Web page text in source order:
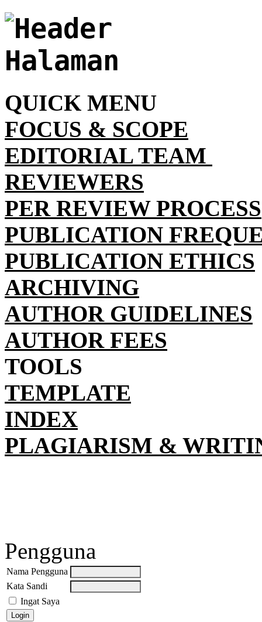
QUICK MENU
FOCUS & SCOPE
EDITORIAL TEAM
REVIEWERS
PER REVIEW PROCESS
PUBLICATION
PUBLICATION ETHICS
ARCHIVING
AUTHOR GUIDELINES
AUTHOR FEES
TOOLS
TEMPLATE
INDEX
PLAGIARISM &
Pengguna
Nama Pengguna
Kata Sandi
Ingat Saya